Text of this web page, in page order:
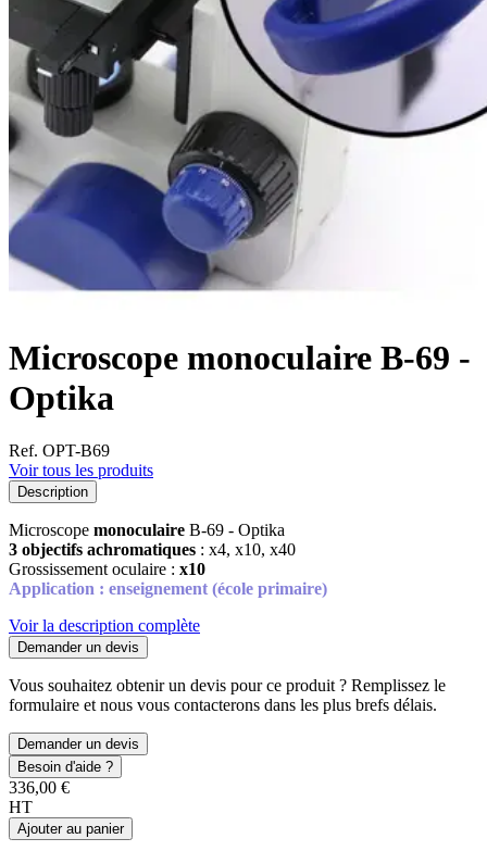
Microscope monoculaire B-69 -
Optika
Ref. OPT-B69
Voir tous les produits
Description
Microscope monoculaire B-69 - Optika
3 objectifs achromatiques : x4, x10, x40
Grossissement oculaire : x10
Application : enseignement (école primaire)
Voir la description complète
Demander un devis
Vous souhaitez obtenir un devis pour ce produit ? Remplissez le
formulaire et nous vous contacterons dans les plus brefs délais.
Demander un devis
Besoin d'aide ?
336,00 €
HT
Ajouter au panier